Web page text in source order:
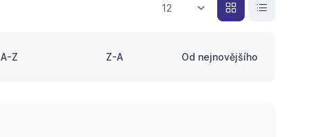
12
A-Z Z-A Od nejnovějšího